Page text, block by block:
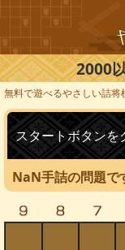
2000
無料で遊べるやさしい詰将
スタートボタンを
NaN手詰の問題で